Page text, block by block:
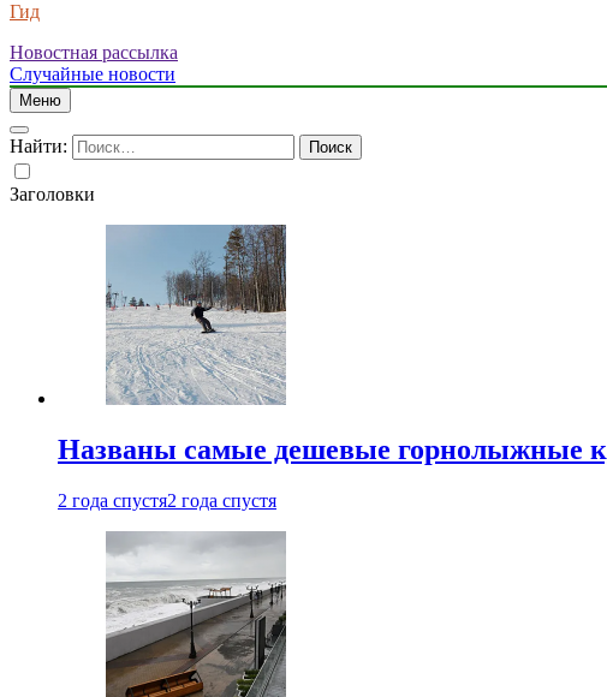
Гид
Новостная рассылка
Случайные новости
Меню
Найти:
Заголовки
Названы самые дешевые горнолыжные
2 года спустя2 года спустя